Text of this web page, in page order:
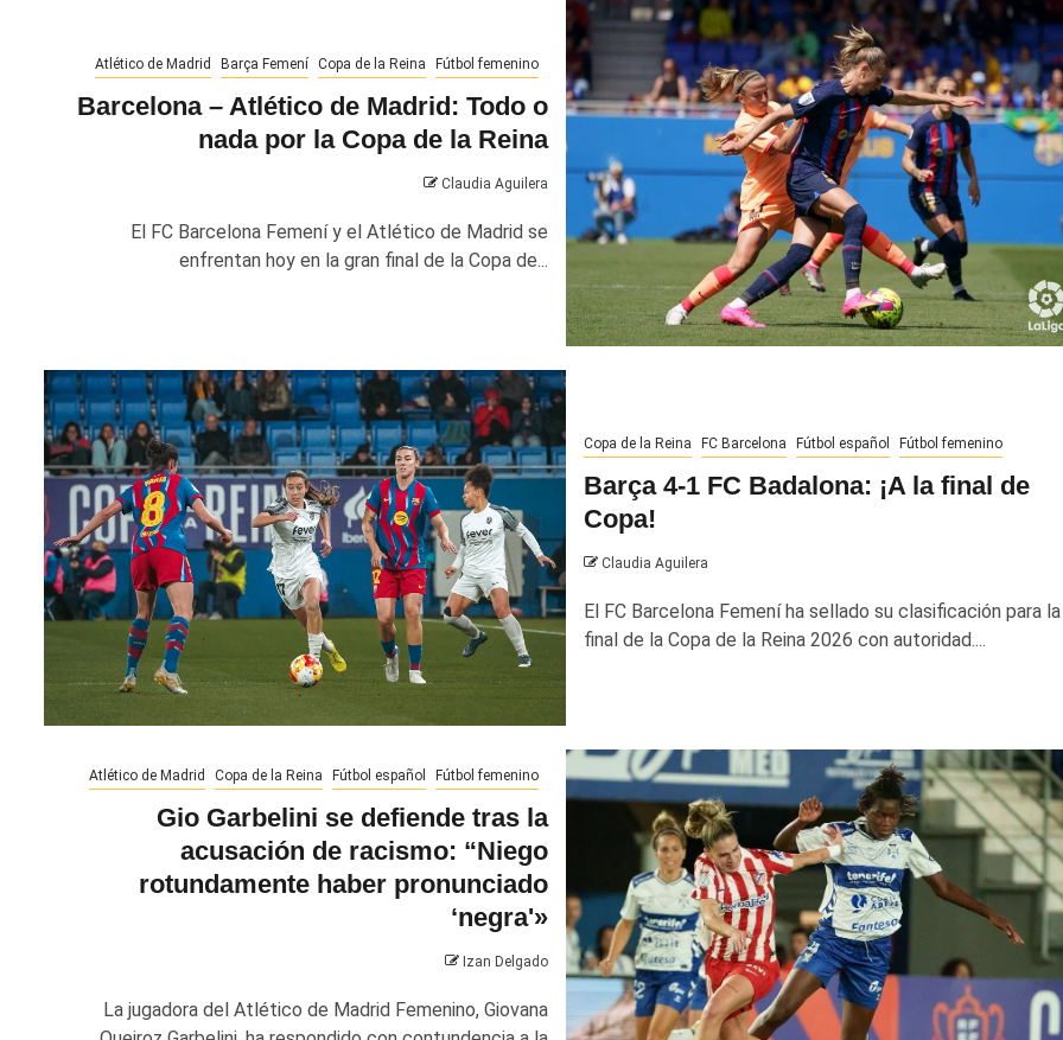
Atlético de Madrid Barça Femení Copa de la Reina Fútbol femenino
Barcelona – Atlético de Madrid: Todo o
nada por la Copa de la Reina
Claudia Aguilera
El FC Barcelona Femení y el Atlético de Madrid se
enfrentan hoy en la gran final de la Copa de...
Copa de la Reina FC Barcelona Fútbol español Fútbol femenino
Barça 4-1 FC Badalona: ¡A la final de
Copa!
Claudia Aguilera
El FC Barcelona Femení ha sellado su clasificación para la
final de la Copa de la Reina 2026 con autoridad....
Atlético de Madrid Copa de la Reina Fútbol español Fútbol femenino
Gio Garbelini se defiende tras la
acusación de racismo: “Niego
rotundamente haber pronunciado
‘negra'»
Izan Delgado
La jugadora del Atlético de Madrid Femenino, Giovana